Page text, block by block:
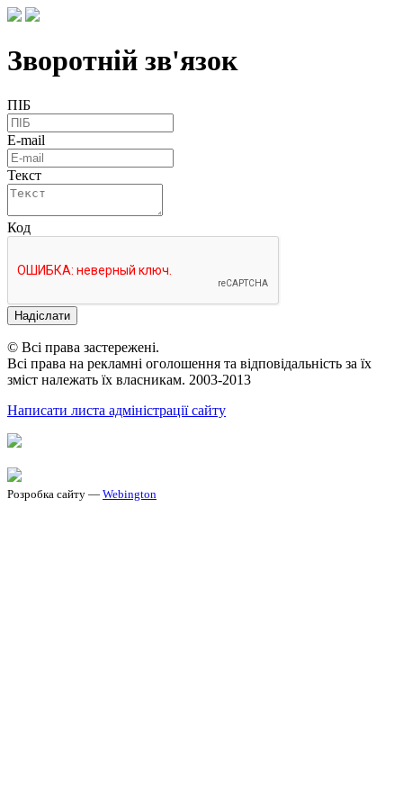
Зворотній зв'язок
ПІБ
E-mail
Текст
Код
Надіслати
© Всі права застережені.
Всі права на рекламні оголошення та відповідальність за їх
зміст належать їх власникам. 2003-2013
Написати листа адміністрації сайту
Розробка сайту — Webington